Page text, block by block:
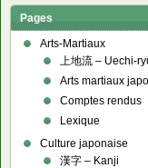
Pages
Arts-Martiaux
上地流 – Uechi-
Arts martiaux
Comptes rendus
Lexique
Culture japonaise
漢字 – Kanji